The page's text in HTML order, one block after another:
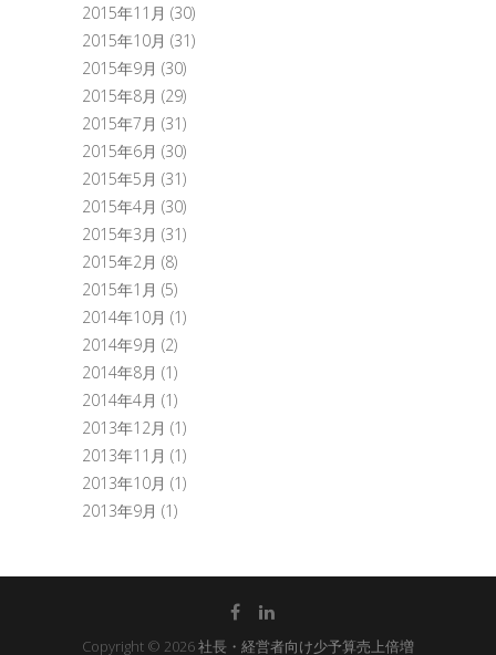
2015年11月 (30)
2015年10月 (31)
2015年9月 (30)
2015年8月 (29)
2015年7月 (31)
2015年6月 (30)
2015年5月 (31)
2015年4月 (30)
2015年3月 (31)
2015年2月 (8)
2015年1月 (5)
2014年10月 (1)
2014年9月 (2)
2014年8月 (1)
2014年4月 (1)
2013年12月 (1)
2013年11月 (1)
2013年10月 (1)
2013年9月 (1)
Copyright © 2026社長・経営者向け少予算売上倍増